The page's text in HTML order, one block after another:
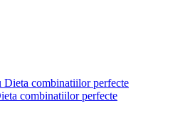
combinatiilor perfecte